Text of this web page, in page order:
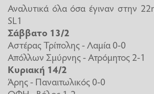
Αναλυτικά όλα όσα έγιναν στην
SL1
Σάββατο 13/2
Αστέρας Τρίπολης - Λαμία 0-0
Απόλλων Σμύρνης - Ατρόμητος 2-1
Κυριακή 14/2
Άρης - Παναιτωλικός 0-0